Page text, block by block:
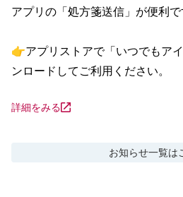
アプリの「処方箋送信」が便利で
👉アプリストアで「いつでもア
ンロードしてご利用ください。
詳細をみる
お知らせ一覧は